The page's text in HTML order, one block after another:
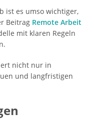
ist es umso wichtiger,
Beitrag Remote Arbeit
mit klaren Regeln
nicht nur in
und langfristigen